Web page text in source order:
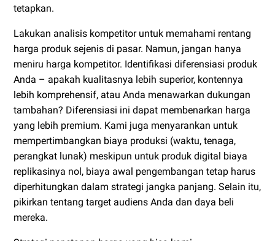
tetapkan.
Lakukan analisis kompetitor untuk memahami rentang
harga produk sejenis di pasar. Namun, jangan hanya
meniru harga kompetitor. Identifikasi diferensiasi produk
Anda – apakah kualitasnya lebih superior, kontennya
lebih komprehensif, atau Anda menawarkan dukungan
tambahan? Diferensiasi ini dapat membenarkan harga
yang lebih premium. Kami juga menyarankan untuk
mempertimbangkan biaya produksi (waktu, tenaga,
perangkat lunak) meskipun untuk produk digital biaya
replikasinya nol, biaya awal pengembangan tetap harus
diperhitungkan dalam strategi jangka panjang. Selain itu,
pikirkan tentang target audiens Anda dan daya beli
mereka.